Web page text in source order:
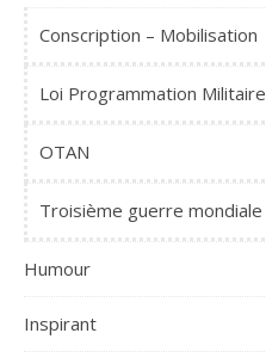
Conscription – Mobilisation
Loi Programmation Militaire
OTAN
Troisième guerre mondiale
Humour
Inspirant